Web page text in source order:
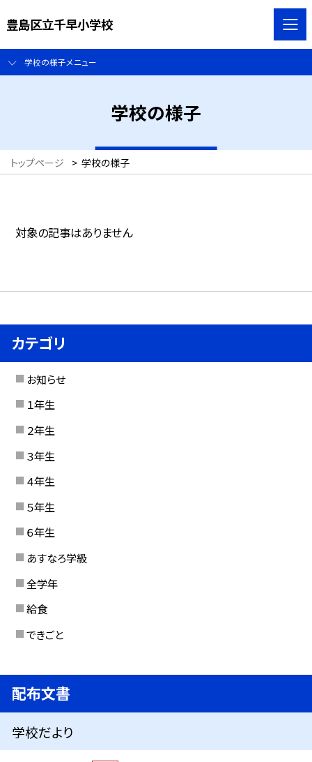
豊島区立千早小学校
学校の様子メニュー
学校の様子
トップページ > 学校の様子
対象の記事はありません
カテゴリ
お知らせ
１年生
２年生
３年生
４年生
５年生
６年生
あすなろ学級
全学年
給食
できごと
配布文書
学校だより